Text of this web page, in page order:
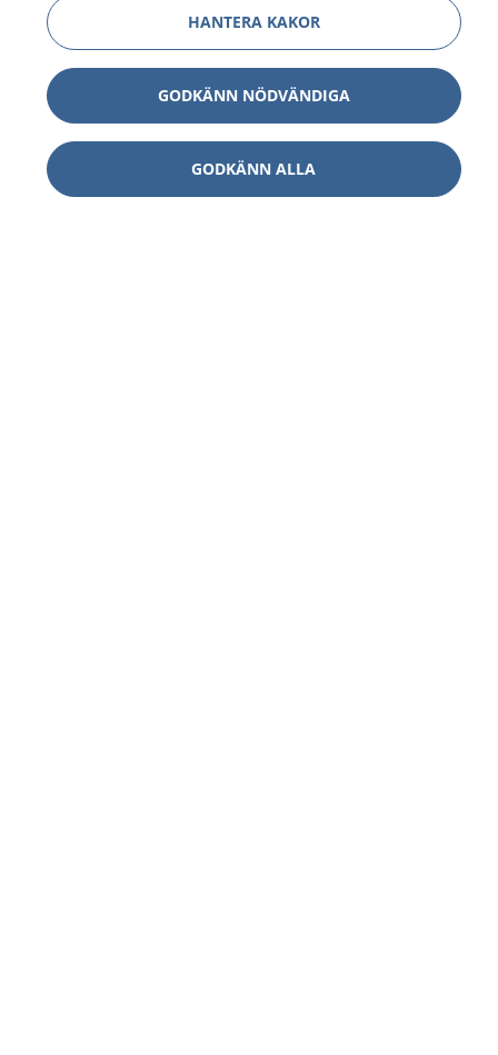
HANTERA KAKOR
GODKÄNN NÖDVÄNDIGA
GODKÄNN ALLA